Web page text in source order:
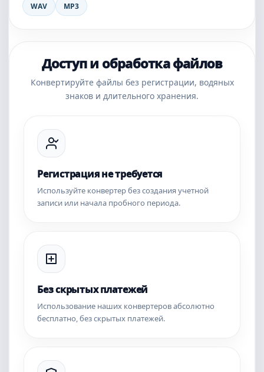
WAV
MP3
Доступ и обработка файлов
Конвертируйте файлы без регистрации, водяных
знаков и длительного хранения.
Регистрация не требуется
Используйте конвертер без создания учетной
записи или начала пробного периода.
Без скрытых платежей
Использование наших конвертеров абсолютно
бесплатно, без скрытых платежей.